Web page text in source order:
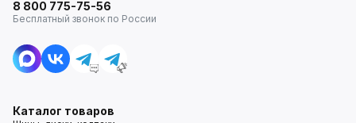
8 800 775-75-56
Бесплатный звонок по России
Каталог товаров